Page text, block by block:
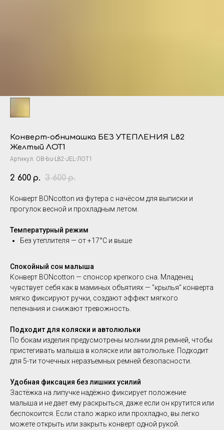
Конверт-обнимашка БЕЗ УТЕПЛЕНИЯ L82
Желтый ЛОТ1
Артикул: OB-bu-L82-JEL-ЛОТ1
2 600 р. 3 600 р.
Конверт BONcotton из футера с начёсом для выписки и
прогулок весной и прохладным летом.
Температурный режим
Без утеплителя — от +17°C и выше
Спокойный сон малыша
Конверт BONcotton — спонсор крепкого сна. Младенец
чувствует себя как в маминых объятиях — "крылья" конверта
мягко фиксируют ручки, создают эффект мягкого
пеленания и снижают тревожность.
Подходит для коляски и автолюльки
По бокам изделия предусмотрены молнии для ремней, чтобы
пристегивать малыша в коляске или автолюльке. Подходит
для 5-ти точечных неразъемных ремней безопасности.
Удобная фиксация без лишних усилий
Застёжка на липучке надёжно фиксирует положение
малыша и не дает ему раскрыться, даже если он крутится или
беспокоится. Если стало жарко или прохладно, вы легко
можете открыть или закрыть конверт одной рукой.